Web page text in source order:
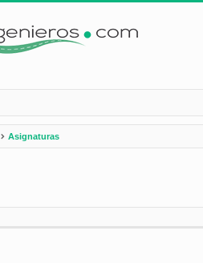
Asignaturas